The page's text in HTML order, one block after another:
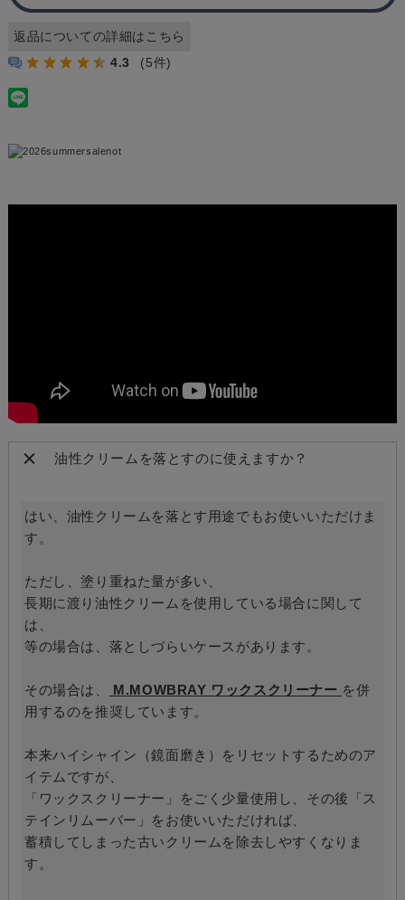
返品についての詳細はこちら
4.3
(5件)
油性クリームを落とすのに使えますか？
はい、油性クリームを落とす用途でもお使いいただけま
す。
ただし、塗り重ねた量が多い、
長期に渡り油性クリームを使用している場合に関して
は、
等の場合は、落としづらいケースがあります。
その場合は、 M.MOWBRAY ワックスクリーナー を併
用するのを推奨しています。
本来ハイシャイン（鏡面磨き）をリセットするためのア
イテムですが、
「ワックスクリーナー」をごく少量使用し、その後「ス
テインリムーバー」をお使いいただければ、
蓄積してしまった古いクリームを除去しやすくなりま
す。